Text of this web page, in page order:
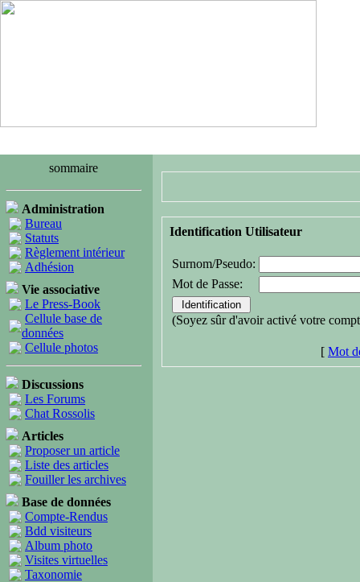
sommaire
Administration
Bureau
Statuts
Règlement intérieur
Adhésion
Vie associative
Le Press-Book
Cellule base de
données
Cellule photos
Discussions
Les Forums
Chat Rossolis
Articles
Proposer un article
Liste des articles
Fouiller les archives
Base de données
Compte-Rendus
Bdd visiteurs
Album photo
Visites virtuelles
Taxonomie
Identification Utilisateur
Surnom/Pseudo:
Mot de Passe:
(Soyez sûr d'avoir activé votre
[ Mot